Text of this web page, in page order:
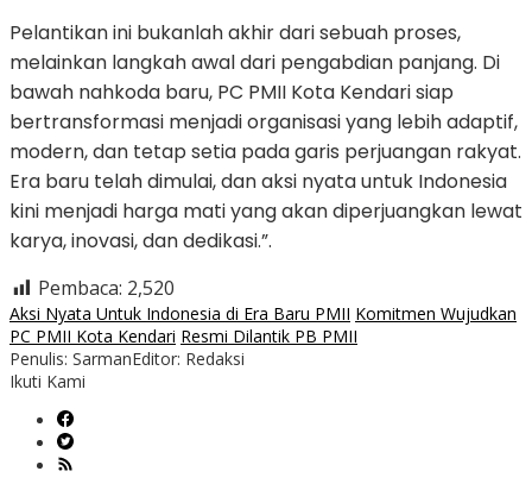
Pelantikan ini bukanlah akhir dari sebuah proses,
melainkan langkah awal dari pengabdian panjang. Di
bawah nahkoda baru, PC PMII Kota Kendari siap
bertransformasi menjadi organisasi yang lebih adaptif,
modern, dan tetap setia pada garis perjuangan rakyat.
Era baru telah dimulai, dan aksi nyata untuk Indonesia
kini menjadi harga mati yang akan diperjuangkan lewat
karya, inovasi, dan dedikasi.”.
Pembaca: 2,520
Aksi Nyata Untuk Indonesia di Era Baru PMII Komitmen Wujudkan
PC PMII Kota Kendari Resmi Dilantik PB PMII
Penulis: SarmanEditor: Redaksi
Ikuti Kami